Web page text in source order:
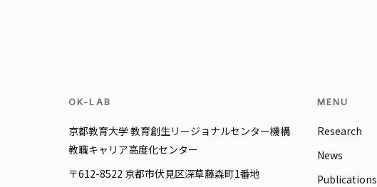
OK-LAB
京都教育大学 教育創生リージョナルセンター機構
教職キャリア高度化センター
〒612-8522 京都市伏見区深草藤森町1番地
MENU
Research
News
Publications